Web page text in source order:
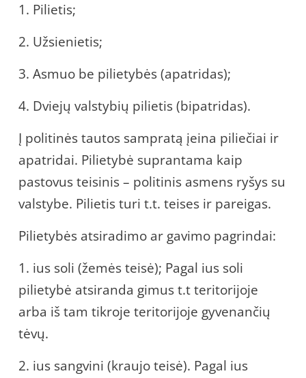
1. Pilietis;
2. Užsienietis;
3. Asmuo be pilietybės (apatridas);
4. Dviejų valstybių pilietis (bipatridas).
Į politinės tautos sampratą įeina piliečiai ir
apatridai. Pilietybė suprantama kaip
pastovus teisinis – politinis asmens ryšys su
valstybe. Pilietis turi t.t. teises ir pareigas.
Pilietybės atsiradimo ar gavimo pagrindai:
1. ius soli (žemės teisė); Pagal ius soli
pilietybė atsiranda gimus t.t teritorijoje
arba iš tam tikroje teritorijoje gyvenančių
tėvų.
2. ius sangvini (kraujo teisė). Pagal ius